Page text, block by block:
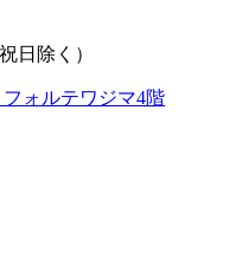
日除く）
ォルテワジマ4階